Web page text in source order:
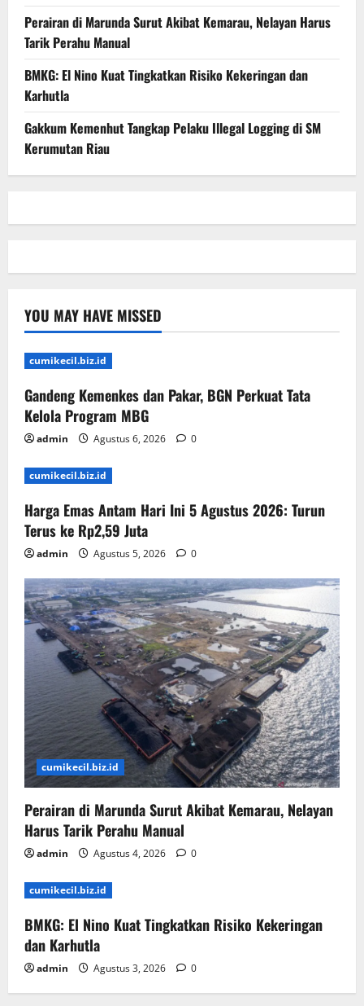
Perairan di Marunda Surut Akibat Kemarau, Nelayan Harus
Tarik Perahu Manual
BMKG: El Nino Kuat Tingkatkan Risiko Kekeringan dan
Karhutla
Gakkum Kemenhut Tangkap Pelaku Illegal Logging di SM
Kerumutan Riau
YOU MAY HAVE MISSED
cumikecil.biz.id
Gandeng Kemenkes dan Pakar, BGN Perkuat Tata
Kelola Program MBG
admin Agustus 6, 2026 0
cumikecil.biz.id
Harga Emas Antam Hari Ini 5 Agustus 2026: Turun
Terus ke Rp2,59 Juta
admin Agustus 5, 2026 0
cumikecil.biz.id
Perairan di Marunda Surut Akibat Kemarau, Nelayan
Harus Tarik Perahu Manual
admin Agustus 4, 2026 0
cumikecil.biz.id
BMKG: El Nino Kuat Tingkatkan Risiko Kekeringan
dan Karhutla
admin Agustus 3, 2026 0